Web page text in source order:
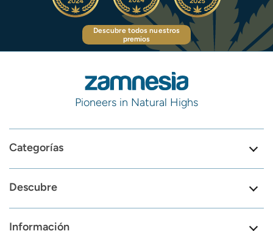
Descubre todos nuestros
premios
Pioneers in Natural Highs
Categorías
Descubre
Información